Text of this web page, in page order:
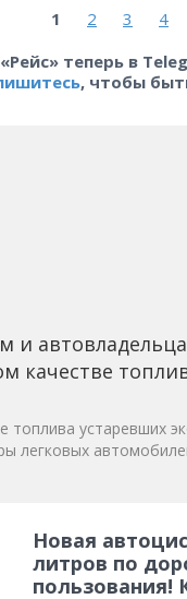
1
2 3
4
«Рейс» теперь в
, чтобы
и
качестве
топлива устаревших
легковых
Новая
литров по
пользования!